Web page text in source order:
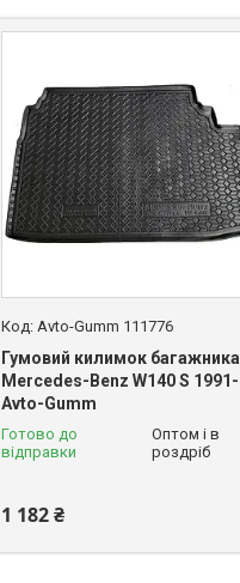
Avto-Gumm 111776
Гумовий килимок багажника
Mercedes-Benz W140 S 1991-
Avto-Gumm
Готово до
відправки
Оптом і в
роздріб
1 182 ₴